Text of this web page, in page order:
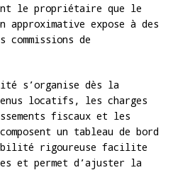
le propriétaire que le
expose à des
de
s’organise dès la
locatifs, les charges
fiscaux et les
un tableau de bord
rigoureuse facilite
et permet d’ajuster la